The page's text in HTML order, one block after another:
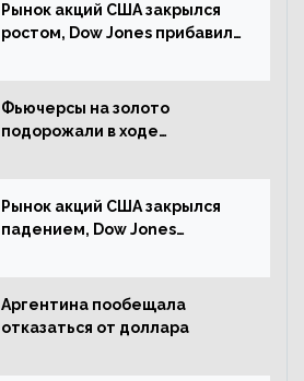
Рынок акций США закрылся
ростом, Dow Jones прибавил
Фьючерсы на золото
подорожали в ходе
Рынок акций США закрылся
падением, Dow Jones
Аргентина пообещала
отказаться от доллара